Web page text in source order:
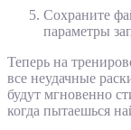
Сохраните
параметры
Теперь на
все неудачные
будут мгновенно
когда пытаешься